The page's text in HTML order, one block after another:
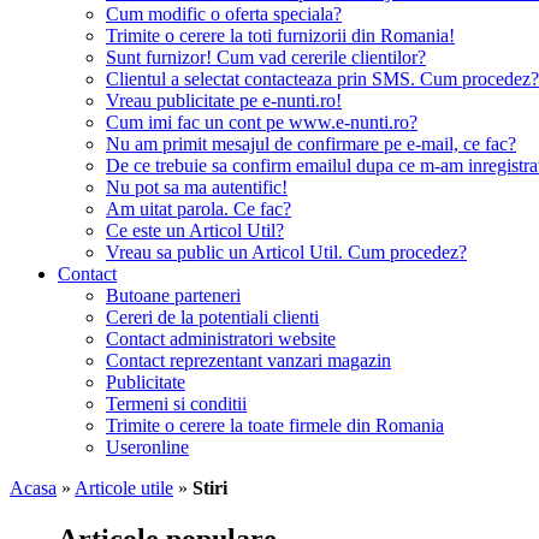
Cum modific o oferta speciala?
Trimite o cerere la toti furnizorii din Romania!
Sunt furnizor! Cum vad cererile clientilor?
Clientul a selectat contacteaza prin SMS. Cum procedez?
Vreau publicitate pe e-nunti.ro!
Cum imi fac un cont pe www.e-nunti.ro?
Nu am primit mesajul de confirmare pe e-mail, ce fac?
De ce trebuie sa confirm emailul dupa ce m-am
Nu pot sa ma autentific!
Am uitat parola. Ce fac?
Ce este un Articol Util?
Vreau sa public un Articol Util. Cum procedez?
Contact
Butoane parteneri
Cereri de la potentiali clienti
Contact administratori website
Contact reprezentant vanzari magazin
Publicitate
Termeni si conditii
Trimite o cerere la toate firmele din Romania
Useronline
Acasa » Articole utile » Stiri